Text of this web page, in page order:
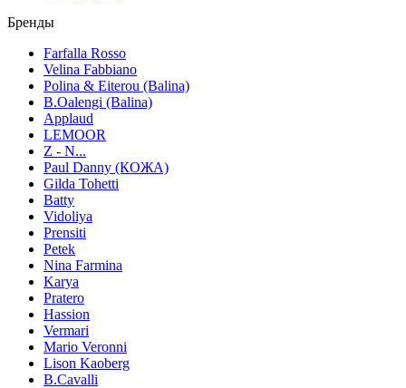
Бренды
Farfalla Rosso
Velina Fabbiano
Polina & Eiterou (Balina)
B.Oalengi (Balina)
Applaud
LEMOOR
Z - N...
Paul Danny (КОЖА)
Gilda Tohetti
Batty
Vidoliya
Prensiti
Petek
Nina Farmina
Karya
Pratero
Hassion
Vermari
Mario Veronni
Lison Kaoberg
B.Cavalli